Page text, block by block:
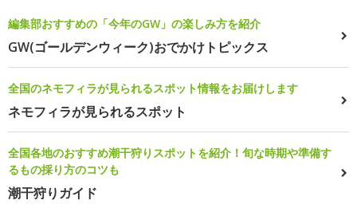
編集部おすすめの「今年のGW」の楽しみ方を紹介
GW(ゴールデンウィーク)おでかけトピックス
全国のネモフィラが見られるスポット情報をお届けします
ネモフィラが見られるスポット
全国各地のおすすめ潮干狩りスポットを紹介！旬な時期や準備す
るもの採り方のコツも
潮干狩りガイド